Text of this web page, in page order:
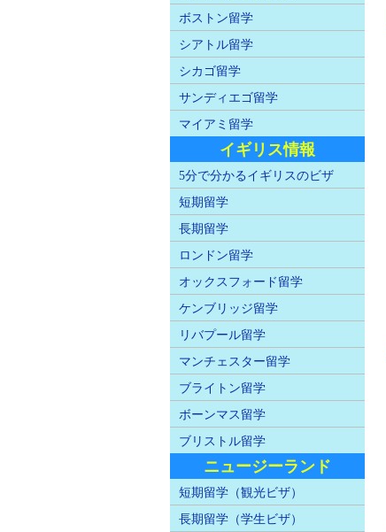
ボストン留学
シアトル留学
シカゴ留学
サンディエゴ留学
マイアミ留学
イギリス情報
5分で分かるイギリスのビザ
短期留学
長期留学
ロンドン留学
オックスフォード留学
ケンブリッジ留学
リバプール留学
マンチェスター留学
ブライトン留学
ボーンマス留学
ブリストル留学
ニュージーランド
短期留学（観光ビザ）
長期留学（学生ビザ）